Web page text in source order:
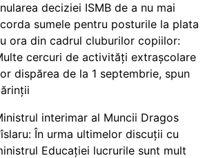
deciziei ISMB de a nu mai
sumele pentru posturile la plata
ora din cadrul cluburilor copiilor:
cercuri de activități extrașcolare
dispărea de la 1 septembrie, spun
interimar al Muncii Dragos
În urma ultimelor discuții cu
Educației lucrurile sunt mult